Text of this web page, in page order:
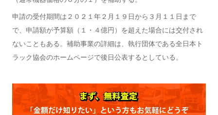
申請の受付期間は２０２１年２月１９日から３月１１日まで
で、申請額が予算額（１・４億円）を超えた場合には交付され
ないこともある。補助事業の詳細は、執行団体である全日本ト
ラック協会のホームページで後日公表するとしている。